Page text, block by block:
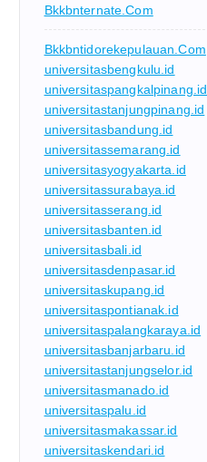
Bkkbnternate.com
Bkkbntidorekepulauan.com
universitasbengkulu.id
universitaspangkalpinang.id
universitastanjungpinang.id
universitasbandung.id
universitassemarang.id
universitasyogyakarta.id
universitassurabaya.id
universitasserang.id
universitasbanten.id
universitasbali.id
universitasdenpasar.id
universitaskupang.id
universitaspontianak.id
universitaspalangkaraya.id
universitasbanjarbaru.id
universitastanjungselor.id
universitasmanado.id
universitaspalu.id
universitasmakassar.id
universitaskendari.id